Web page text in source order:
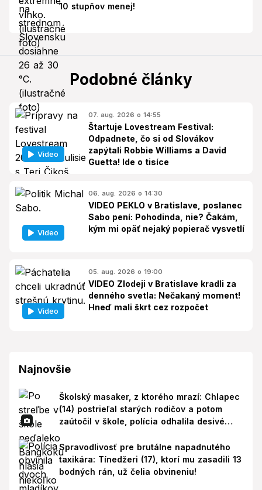
10 stupňov menej!
Podobné články
Video
07. aug. 2026 o 14:55
Štartuje Lovestream Festival:
Odpadnete, čo si od Slovákov
zapýtali Robbie Williams a David
Guetta! Ide o tisíce
Video
06. aug. 2026 o 14:30
VIDEO PEKLO v Bratislave, poslanec
Sabo pení: Pohodinda, nie? Čakám,
kým mi opäť nejaký popierač vysvetlí
Video
05. aug. 2026 o 19:00
VIDEO Zlodeji v Bratislave kradli za
denného svetla: Nečakaný moment!
Hneď mali škrt cez rozpočet
Najnovšie
Školský masaker, z ktorého mrazí: Chlapec
(14) postrieľal starých rodičov a potom
zaútočil v škole, polícia odhalila desivé
Spravodlivosť pre brutálne napadnutého
taxikára: Tínedžeri (17), ktorí mu zasadili 13
bodných rán, už čelia obvineniu!